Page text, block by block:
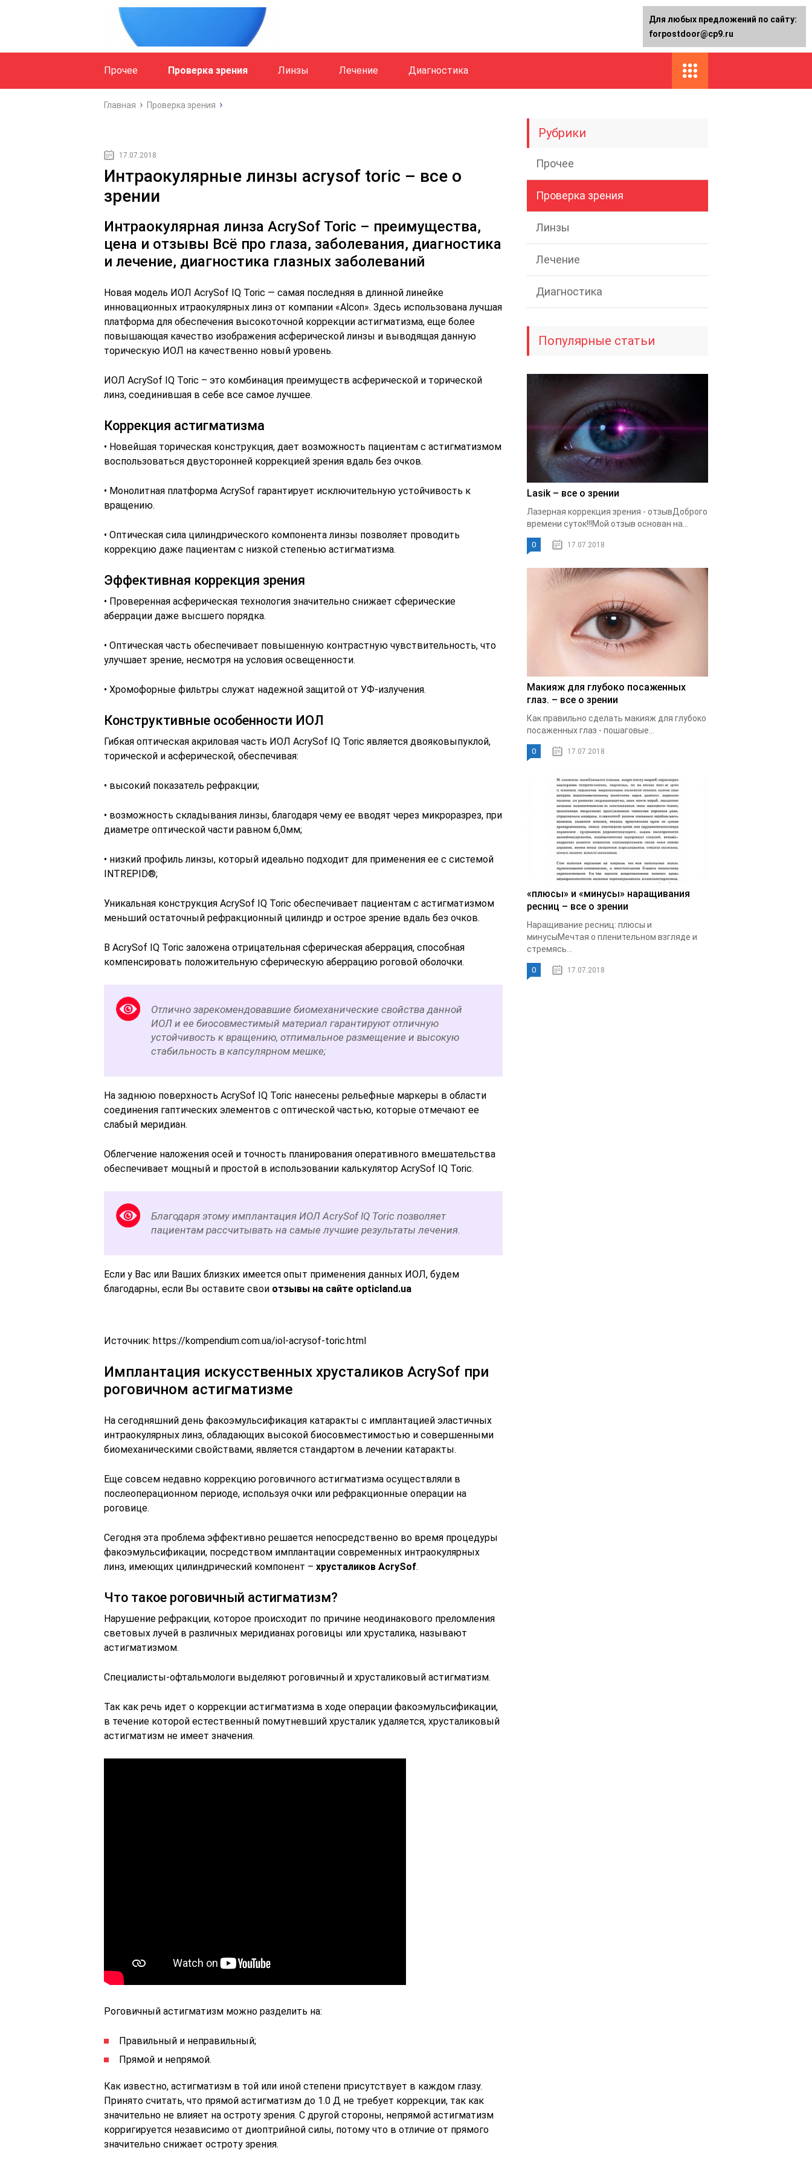
Прочее Проверка зрения Линзы Лечение Диагностика
Главная Проверка зрения
17.07.2018
Интраокулярные линзы acrysof toric – все о
зрении
Интраокулярная линза AcrySof Toric – преимущества,
цена и отзывы Всё про глаза, заболевания, диагностика
и лечение, диагностика глазных заболеваний
Новая модель ИОЛ AcrySof IQ Toric — самая последняя в длинной линейке
инновационных итраокулярных линз от компании «Alcon». Здесь использована лучшая
платформа для обеспечения высокоточной коррекции астигматизма, еще более
повышающая качество изображения асферической линзы и выводящая данную
торическую ИОЛ на качественно новый уровень.
ИОЛ AcrySof IQ Toric – это комбинация преимуществ асферической и торической
линз, соединившая в себе все самое лучшее.
Коррекция астигматизма
• Новейшая торическая конструкция, дает возможность пациентам с астигматизмом
воспользоваться двусторонней коррекцией зрения вдаль без очков.
• Монолитная платформа AcrySof гарантирует исключительную устойчивость к
вращению.
• Оптическая сила цилиндрического компонента линзы позволяет проводить
коррекцию даже пациентам с низкой степенью астигматизма.
Эффективная коррекция зрения
• Проверенная асферическая технология значительно снижает сферические
аберрации даже высшего порядка.
• Оптическая часть обеспечивает повышенную контрастную чувствительность, что
улучшает зрение, несмотря на условия освещенности.
• Хромофорные фильтры служат надежной защитой от УФ-излучения.
Конструктивные особенности ИОЛ
Гибкая оптическая акриловая часть ИОЛ AcrySof IQ Toric является двояковыпуклой,
торической и асферической, обеспечивая:
• высокий показатель рефракции;
• возможность складывания линзы, благодаря чему ее вводят через микроразрез, при
диаметре оптической части равном 6,0мм;
• низкий профиль линзы, который идеально подходит для применения ее с системой
INTREPID®;
Уникальная конструкция AcrySof IQ Toric обеспечивает пациентам с астигматизмом
меньший остаточный рефракционный цилиндр и острое зрение вдаль без очков.
В AcrySof IQ Toric заложена отрицательная сферическая аберрация, способная
компенсировать положительную сферическую аберрацию роговой оболочки.
Отлично зарекомендовавшие биомеханические свойства данной
ИОЛ и ее биосовместимый материал гарантируют отличную
устойчивость к вращению, отпимальное размещение и высокую
стабильность в капсулярном мешке;
На заднюю поверхность AcrySof IQ Toric нанесены рельефные маркеры в области
соединения гаптических элементов с оптической частью, которые отмечают ее
слабый меридиан.
Облегчение наложения осей и точность планирования оперативного вмешательства
обеспечивает мощный и простой в использовании калькулятор AcrySof IQ Toric.
Благодаря этому имплантация ИОЛ AcrySof IQ Toric позволяет
пациентам рассчитывать на самые лучшие результаты лечения.
Если у Вас или Ваших близких имеется опыт применения данных ИОЛ, будем
благодарны, если Вы оставите свои отзывы на сайте opticland.ua
Источник: https://kompendium.com.ua/iol-acrysof-toric.html
Имплантация искусственных хрусталиков AcrySof при
роговичном астигматизме
На сегодняшний день факоэмульсификация катаракты с имплантацией эластичных
интраокулярных линз, обладающих высокой биосовместимостью и совершенными
биомеханическими свойствами, является стандартом в лечении катаракты.
Еще совсем недавно коррекцию роговичного астигматизма осуществляли в
послеоперационном периоде, используя очки или рефракционные операции на
роговице.
Сегодня эта проблема эффективно решается непосредственно во время процедуры
факоэмульсификации, посредством имплантации современных интраокулярных
линз, имеющих цилиндрический компонент – хрусталиков AcrySof.
Что такое роговичный астигматизм?
Нарушение рефракции, которое происходит по причине неодинакового преломления
световых лучей в различных меридианах роговицы или хрусталика, называют
астигматизмом.
Специалисты-офтальмологи выделяют роговичный и хрусталиковый астигматизм.
Так как речь идет о коррекции астигматизма в ходе операции факоэмульсификации,
в течение которой естественный помутневший хрусталик удаляется, хрусталиковый
астигматизм не имеет значения.
Роговичный астигматизм можно разделить на:
Правильный и неправильный;
Прямой и непрямой.
Как известно, астигматизм в той или иной степени присутствует в каждом глазу.
Принято считать, что прямой астигматизм до 1.0 Д не требует коррекции, так как
значительно не влияет на остроту зрения. С другой стороны, непрямой астигматизм
корригируется независимо от диоптрийной силы, потому что в отличие от прямого
значительно снижает остроту зрения.
Рубрики
Прочее
Проверка зрения
Линзы
Лечение
Диагностика
Популярные статьи
Lasik – все о зрении
Лазерная коррекция зрения - отзывДоброго
времени суток!!!Мой отзыв основан на...
0 17.07.2018
Макияж для глубоко посаженных
глаз. – все о зрении
Как правильно сделать макияж для глубоко
посаженных глаз - пошаговые...
0 17.07.2018
«плюсы» и «минусы» наращивания
ресниц – все о зрении
Наращивание ресниц: плюсы и
минусыМечтая о пленительном взгляде и
стремясь...
0 17.07.2018
Для любых предложений по сайту:
forpostdoor@cp9.ru